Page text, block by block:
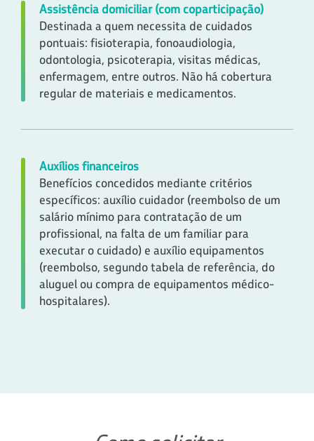
Assistência domiciliar (com coparticipação)
Destinada a quem necessita de cuidados
pontuais: fisioterapia, fonoaudiologia,
odontologia, psicoterapia, visitas médicas,
enfermagem, entre outros. Não há cobertura
regular de materiais e medicamentos.
Auxílios financeiros
Benefícios concedidos mediante critérios
específicos: auxílio cuidador (reembolso de um
salário mínimo para contratação de um
profissional, na falta de um familiar para
executar o cuidado) e auxílio equipamentos
(reembolso, segundo tabela de referência, do
aluguel ou compra de equipamentos médico-
hospitalares).